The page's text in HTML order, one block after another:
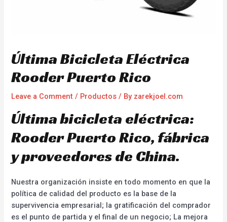
Última Bicicleta Eléctrica
Rooder Puerto Rico
Leave a Comment / Productos / By zarekjoel.com
Última bicicleta eléctrica:
Rooder Puerto Rico, fábrica
y proveedores de China.
Nuestra organización insiste en todo momento en que la
política de calidad del producto es la base de la
supervivencia empresarial; la gratificación del comprador
es el punto de partida y el final de un negocio; La mejora